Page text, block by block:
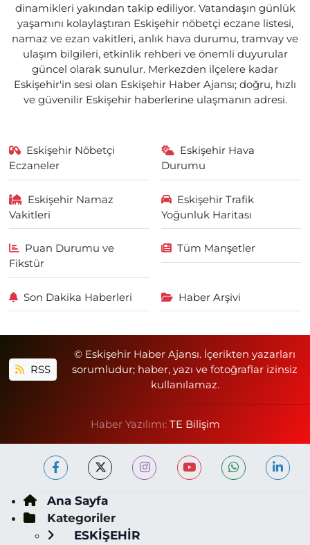
dinamikleri yakından takip ediliyor. Vatandaşın günlük
yaşamını kolaylaştıran Eskişehir nöbetçi eczane listesi,
namaz ve ezan vakitleri, anlık hava durumu, tramvay ve
ulaşım bilgileri, etkinlik rehberi ve önemli duyurular
güncel olarak sunulur. Merkezden ilçelere kadar
Eskişehir'in sesi olan Eskişehir Haber Ajansı; doğru, hızlı
ve güvenilir Eskişehir haberlerine ulaşmanın adresi.
Eskişehir Nöbetçi
Eczaneler
Eskişehir Hava
Durumu
Eskişehir Namaz
Vakitleri
Eskişehir Trafik
Yoğunluk Haritası
Puan Durumu ve
Fikstür
Tüm Manşetler
Son Dakika Haberleri Haber Arşivi
RSS
© Eskişehir Haber Ajansı. İçerikten yazarları
sorumludur; haber, yazı ve fotoğraflar izinsiz
kullanılamaz.
Haber Yazılımı: TE Bilişim
Ana Sayfa
Kategoriler
ESKİŞEHİR